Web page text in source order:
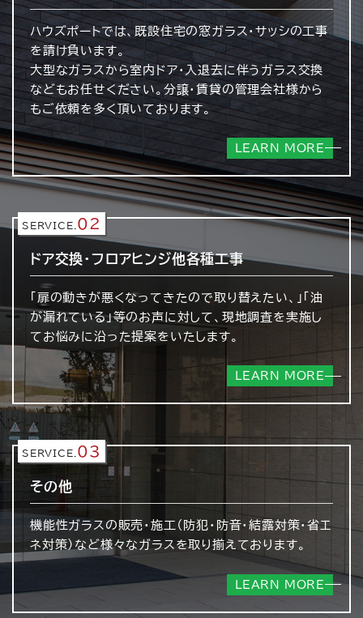
ハウズポートでは、既設住宅の窓ガラス・サッシの工事
を請け負います。
大型なガラスから室内ドア・入退去に伴うガラス交換
などもお任せください。分譲・賃貸の管理会社様から
もご依頼を多く頂いております。
LEARN MORE
SERVICE. 02
ドア交換・フロアヒンジ他各種工事
「扉の動きが悪くなってきたので取り替えたい、」「油
が漏れている」等のお声に対して、現地調査を実施し
てお悩みに沿った提案をいたします。
LEARN MORE
SERVICE. 03
その他
機能性ガラスの販売・施工（防犯・防音・結露対策・省エ
ネ対策）など様々なガラスを取り揃えております。
LEARN MORE